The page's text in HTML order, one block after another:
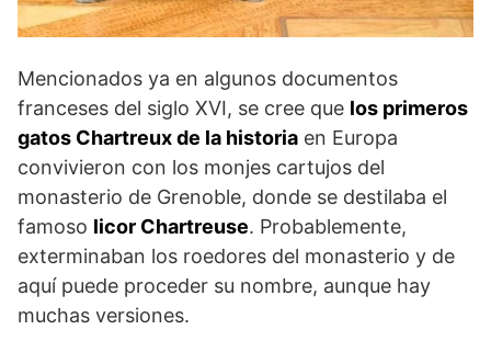
Mencionados ya en algunos documentos
franceses del siglo XVI, se cree que los primeros
gatos Chartreux de la historia en Europa
convivieron con los monjes cartujos del
monasterio de Grenoble, donde se destilaba el
famoso licor Chartreuse. Probablemente,
exterminaban los roedores del monasterio y de
aquí puede proceder su nombre, aunque hay
muchas versiones.